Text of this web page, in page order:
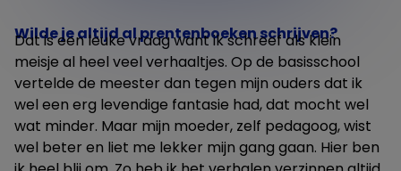
Wilde je altijd al prentenboeken schrijven?
Dat is een leuke vraag want ik schreef als klein
meisje al heel veel verhaaltjes. Op de basisschool
vertelde de meester dan tegen mijn ouders dat ik
wel een erg levendige fantasie had, dat mocht wel
wat minder. Maar mijn moeder, zelf pedagoog, wist
wel beter en liet me lekker mijn gang gaan. Hier ben